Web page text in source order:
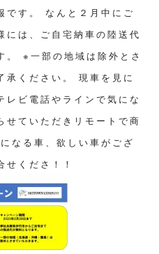
す。
なんと２月中にご
には、ご自宅納車の陸送代
※一部の地域は除外とさ
ください。
現車を見に
レビ電話やラインで気にな
せていただきリモートで商
なる車、欲しい車がござ
くださ！！